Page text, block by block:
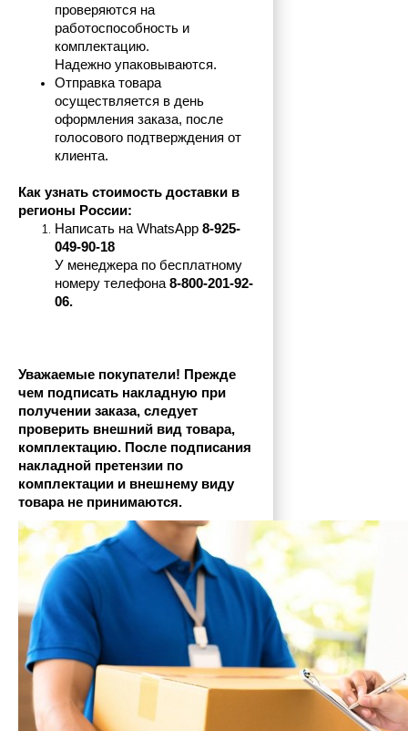
проверяются на
работоспособность и
комплектацию.
Надежно упаковываются.
Отправка товара
осуществляется в день
оформления заказа, после
голосового подтверждения от
клиента.
Как узнать стоимость доставки в
регионы России:
Написать на WhatsApp 8-925-
049-90-18
У менеджера по бесплатному
номеру телефона 8-800-201-92-
06.
Уважаемые покупатели! Прежде
чем подписать накладную при
получении заказа, следует
проверить внешний вид товара,
комплектацию. После подписания
накладной претензии по
комплектации и внешнему виду
товара не принимаются.